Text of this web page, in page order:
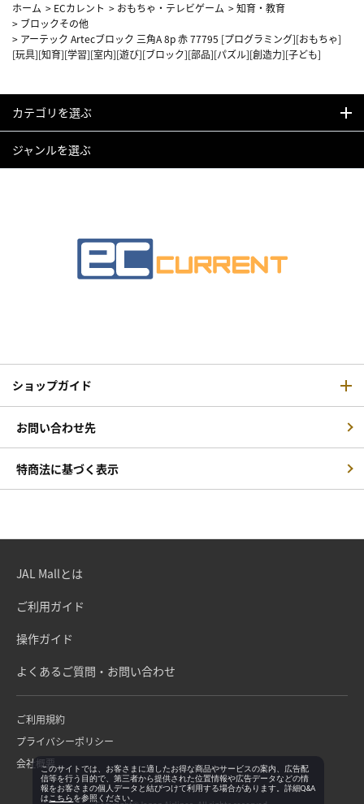
ホーム > ECカレント > おもちゃ・テレビゲーム >知育・教育
> ブロックその他
> アーテック Artecブロック 三角A 8p 赤 77795 [プログラミング][おもちゃ]
[玩具][知育][学習][室内][遊び][ブロック][部品][パズル][創造力][子ども]
カテゴリを選ぶ
ジャンルを選ぶ
ショップガイド
お問い合わせ先
特商法に基づく表示
JAL Mallとは
ご利用ガイド
操作ガイド
よくあるご質問・お問い合わせ
ご利用規約
プライバシーポリシー
会社概要このサイトでは、お客さまに適したお得な商品やサービスの案内、広告配
信等を行う目的で、第三者から提供された位置情報や広告データなどの情
報をお客さまの個人データと結びつけて利用する場合があります。詳細Q&A
は こちらを参照ください。